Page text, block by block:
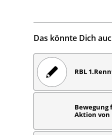
Das könnte Dich
RBL
Bewegung
Aktion von